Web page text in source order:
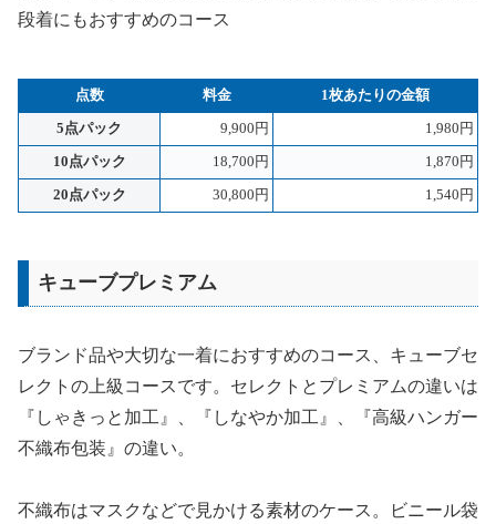
段着にもおすすめのコース
点数 料金 1枚あたりの金額
5点パック 9,900円 1,980円
10点パック 18,700円 1,870円
20点パック 30,800円 1,540円
キューブプレミアム
ブランド品や大切な一着におすすめのコース、キューブセ
レクトの上級コースです。セレクトとプレミアムの違いは
『しゃきっと加工』、『しなやか加工』、『高級ハンガー
不織布包装』の違い。
不織布はマスクなどで見かける素材のケース。ビニール袋